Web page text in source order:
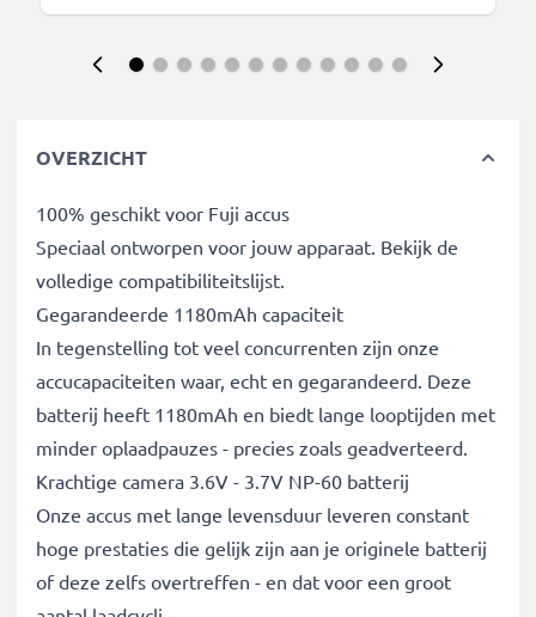
OVERZICHT
100% geschikt voor Fuji accus
Speciaal ontworpen voor jouw apparaat. Bekijk de
volledige compatibiliteitslijst.
Gegarandeerde 1180mAh capaciteit
In tegenstelling tot veel concurrenten zijn onze
accucapaciteiten waar, echt en gegarandeerd. Deze
batterij heeft 1180mAh en biedt lange looptijden met
minder oplaadpauzes - precies zoals geadverteerd.
Krachtige camera 3.6V - 3.7V NP-60 batterij
Onze accus met lange levensduur leveren constant
hoge prestaties die gelijk zijn aan je originele batterij
of deze zelfs overtreffen - en dat voor een groot